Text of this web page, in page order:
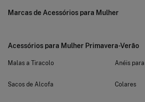
Marcas de Acessórios para Mulher
Acessórios para Mulher Primavera-Verão
Malas a Tiracolo
Sacos de Alcofa
Anéis
Colares